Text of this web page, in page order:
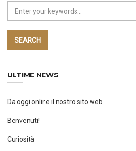
SEARCH
ULTIME NEWS
Da oggi online il nostro sito web
Benvenuti!
Curiosità